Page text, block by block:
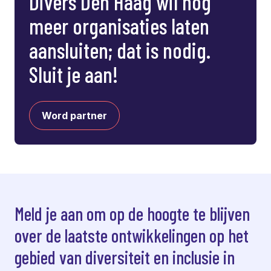
meer organisaties laten
aansluiten; dat is nodig.
Sluit je aan!
Word partner
Meld je aan om op de hoogte te blijven
over de laatste ontwikkelingen op het
gebied van diversiteit en inclusie in